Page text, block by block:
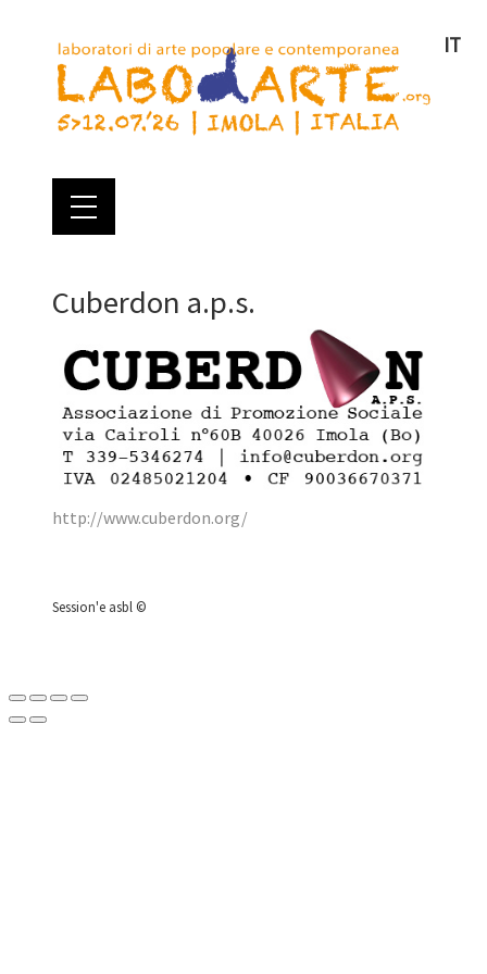
IT
Cuberdon a.p.s.
http://www.cuberdon.org/
Session'e asbl ©